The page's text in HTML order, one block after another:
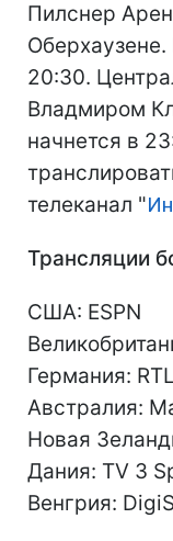
Пилснер
20:30.
Владмиром
начнется в
телеканал "
Трансляции
США: ESPN
Германия: RTL
Австралия:
Новая
Дания: TV 3
Венгрия: